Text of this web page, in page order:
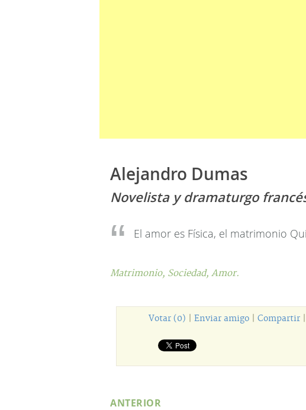
Alejandro Dumas
Novelista y dramaturgo
El amor es Física, el matrimonio
Matrimonio, Sociedad, Amor.
Votar (0) Enviar amigo Compartir
ANTERIOR